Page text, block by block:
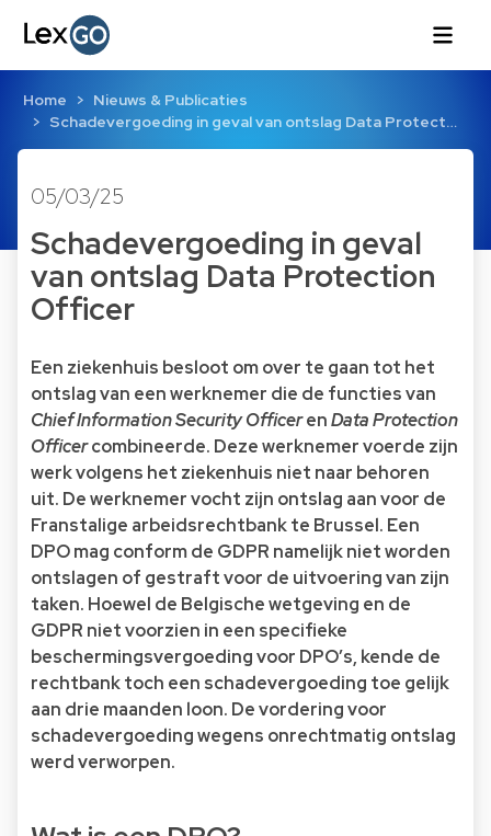
Home
Nieuws & Publicaties
Schadevergoeding in geval van ontslag Data Protect…
05/03/25
Schadevergoeding in geval
van ontslag Data Protection
Officer
Een ziekenhuis besloot om over te gaan tot het
ontslag van een werknemer die de functies van
Chief Information Security OfficerenData Protection
Officercombineerde. Deze werknemer voerde zijn
werk volgens het ziekenhuis niet naar behoren
uit. De werknemer vocht zijn ontslag aan voor de
Franstalige arbeidsrechtbank te Brussel. Een
DPO mag conform de GDPR namelijk niet worden
ontslagen of gestraft voor de uitvoering van zijn
taken. Hoewel de Belgische wetgeving en de
GDPR niet voorzien in een specifieke
beschermingsvergoeding voor DPO’s, kende de
rechtbank toch een schadevergoeding toe gelijk
aan drie maanden loon. De vordering voor
schadevergoeding wegens onrechtmatig ontslag
werd verworpen.